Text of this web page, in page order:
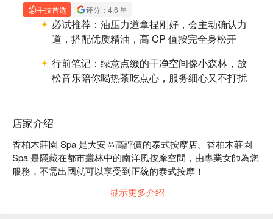
手技首选 评分：4.6 星
必试推荐： 油压力道拿捏刚好，会主动确认力
道，搭配优质精油，高 CP 值按完全身松开
行前笔记： 绿意点缀的干净空间像小森林，放
松音乐陪你喝热茶吃点心，服务细心又不打扰
店家介绍
香柏木莊園 Spa 是大安區高評價的泰式按摩店。香柏木莊園
Spa 是隱藏在都市叢林中的南洋風按摩空間，由專業女師為您
服務，不需出國就可以享受到正統的泰式按摩！
香柏木莊園 Spa 服務：提供泰式指壓、泰式油壓、身體去角
显示更多介绍